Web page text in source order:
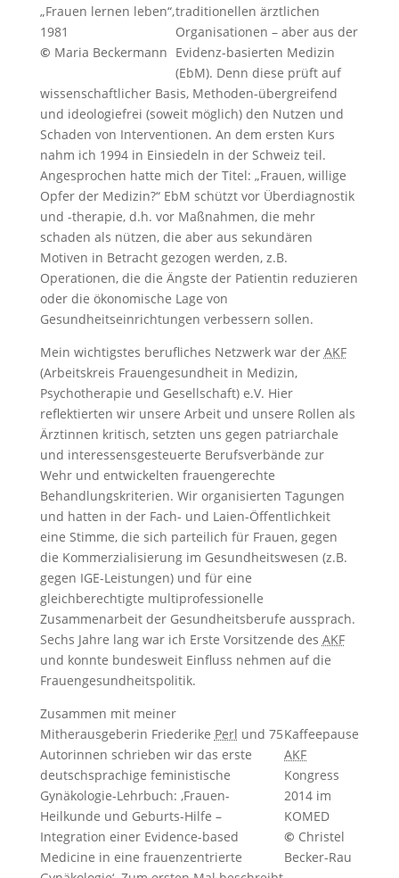
„Frauen lernen leben“,
1981
© Maria Beckermann
traditionellen ärztlichen
Organisationen – aber aus der
Evidenz-basierten Medizin
(EbM). Denn diese prüft auf
wissenschaftlicher Basis, Methoden-übergreifend
und ideologiefrei (soweit möglich) den Nutzen und
Schaden von Interventionen. An dem ersten Kurs
nahm ich 1994 in Einsiedeln in der Schweiz teil.
Angesprochen hatte mich der Titel: „Frauen, willige
Opfer der Medizin?“ EbM schützt vor Überdiagnostik
und -therapie, d.h. vor Maßnahmen, die mehr
schaden als nützen, die aber aus sekundären
Motiven in Betracht gezogen werden, z.B.
Operationen, die die Ängste der Patientin reduzieren
oder die ökonomische Lage von
Gesundheitseinrichtungen verbessern sollen.
Mein wichtigstes berufliches Netzwerk war der AKF
(Arbeitskreis Frauengesundheit in Medizin,
Psychotherapie und Gesellschaft) e.V. Hier
reflektierten wir unsere Arbeit und unsere Rollen als
Ärztinnen kritisch, setzten uns gegen patriarchale
und interessensgesteuerte Berufsverbände zur
Wehr und entwickelten frauengerechte
Behandlungskriterien. Wir organisierten Tagungen
und hatten in der Fach- und Laien-Öffentlichkeit
eine Stimme, die sich parteilich für Frauen, gegen
die Kommerzialisierung im Gesundheitswesen (z.B.
gegen IGE-Leistungen) und für eine
gleichberechtigte multiprofessionelle
Zusammenarbeit der Gesundheitsberufe aussprach.
Sechs Jahre lang war ich Erste Vorsitzende des AKF
und konnte bundesweit Einfluss nehmen auf die
Frauengesundheitspolitik.
Kaffeepause
AKF
Kongress
2014 im
KOMED
© Christel
Becker-Rau
Zusammen mit meiner
Mitherausgeberin Friederike Perl und 75
Autorinnen schrieben wir das erste
deutschsprachige feministische
Gynäkologie-Lehrbuch: ‚Frauen-
Heilkunde und Geburts-Hilfe –
Integration einer Evidence-based
Medicine in eine frauenzentrierte